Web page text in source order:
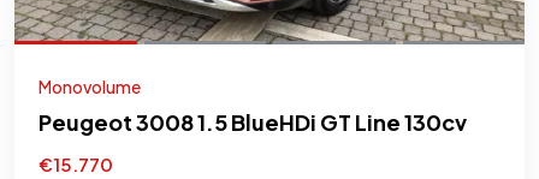
Monovolume
Peugeot 3008 1.5 BlueHDi GT Line 130cv
€15.770